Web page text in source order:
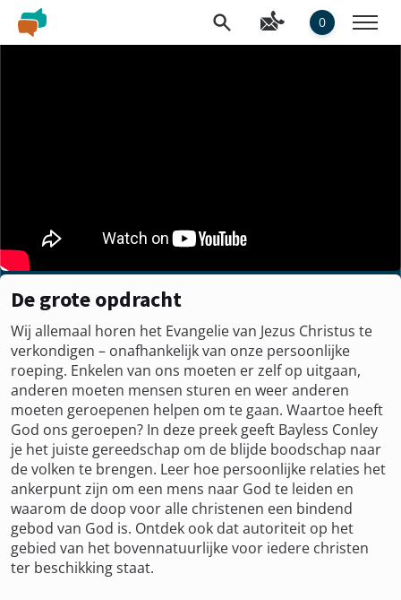
0
De grote opdracht
Wij allemaal horen het Evangelie van Jezus Christus te
verkondigen – onafhankelijk van onze persoonlijke
roeping. Enkelen van ons moeten er zelf op uitgaan,
anderen moeten mensen sturen en weer anderen
moeten geroepenen helpen om te gaan. Waartoe heeft
God ons geroepen? In deze preek geeft Bayless Conley
je het juiste gereedschap om de blijde boodschap naar
de volken te brengen. Leer hoe persoonlijke relaties het
ankerpunt zijn om een mens naar God te leiden en
waarom de doop voor alle christenen een bindend
gebod van God is. Ontdek ook dat autoriteit op het
gebied van het bovennatuurlijke voor iedere christen
ter beschikking staat.